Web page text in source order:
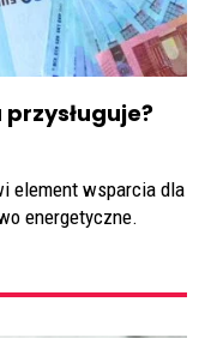
element wsparcia dla
energetyczne.